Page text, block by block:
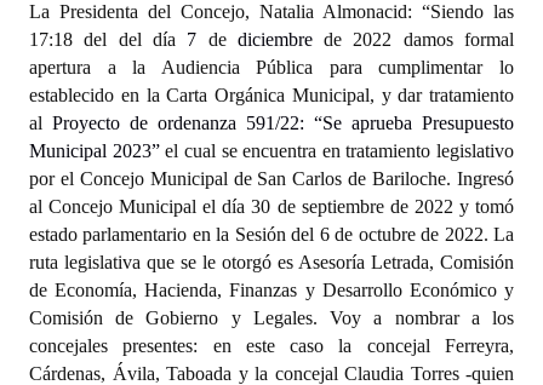
INSTITUCIONAL
Antiguos Pobladores
Noticias Destacadas
Registros y Distinciones
Datos Históricos
Premio al Mérito - Registro
Audiencias Públicas - Registro
Mujeres que Dejaron Huellas - Registro
La Presidenta del Concejo, Natalia Almonacid: “Siendo las
17:18 del del día 7 de diciembrede 2022 damos formal
apertura a la Audiencia Pública para cumplimentar lo
establecido en la Carta Orgánica Municipal, y dar tratamiento
al Proyecto de ordenanza 591/22: “Se aprueba Presupuesto
Municipal 2023”el cual se encuentra en tratamiento legislativo
por el Concejo Municipal de San Carlos de Bariloche. Ingresó
al Concejo Municipal el día 30 de septiembre de 2022 y tomó
estado parlamentario en la Sesión del 6 de octubre de 2022. La
ruta legislativa que se le otorgó es Asesoría Letrada, Comisión
de Economía, Hacienda, Finanzas y Desarrollo Económico y
Comisión de Gobierno y Legales.
Voy a nombrar a los
concejales presentes: en este caso la concejal Ferreyra,
Cárdenas, Ávila, Taboada y la concejal Claudia Torres -quien